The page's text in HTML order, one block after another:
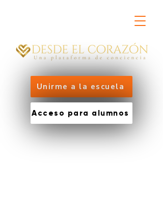
Unirme a la escuela
Acceso para alumnos